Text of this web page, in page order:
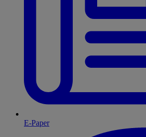
E-Paper